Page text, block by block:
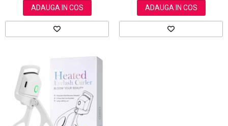
ADAUGA IN COS ADAUGA IN COS